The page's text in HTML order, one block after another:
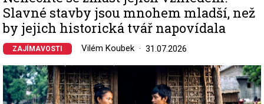
Slavné stavby jsou mnohem mladší, než
by jejich historická tvář napovídala
ZAJÍMAVOSTI Vilém Koubek 31.07.2026
Image